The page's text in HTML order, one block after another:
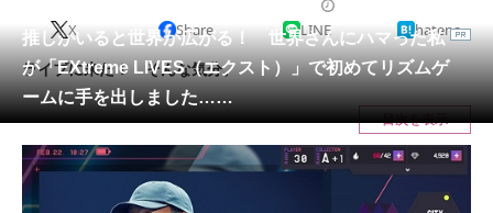
会員記事
メディア
注目記事を集めた総合ページ
ITの今と未来を見通す
推しがいると世界が広がる！ 世界さんにハマった私
が「EXtreme LIVES（エクスト）」で初めてリズムゲ
ームに手を出しました……
X Share LINE hatena
ライブに来た！ そんな気分。
目次を表示